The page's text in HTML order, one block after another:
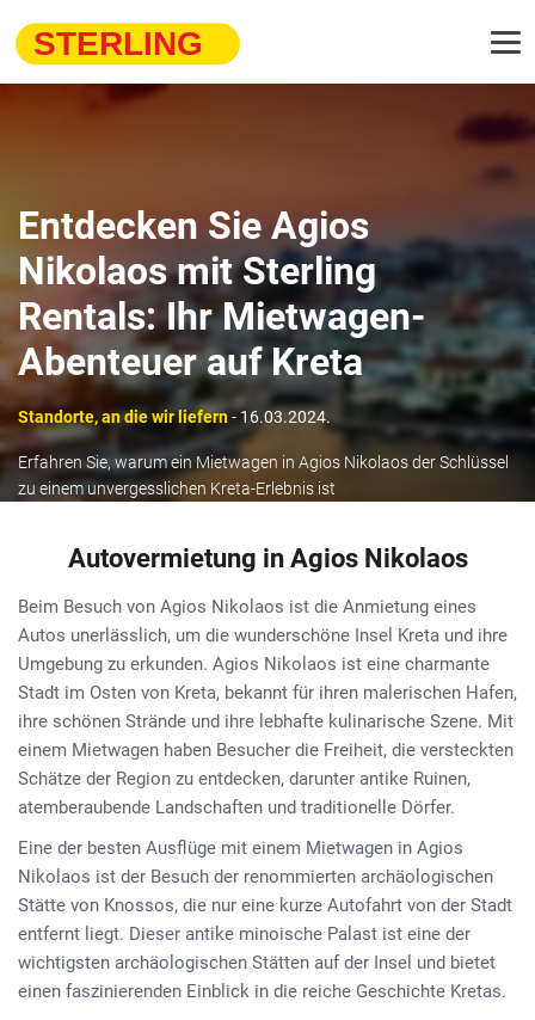
Entdecken Sie Agios
Nikolaos mit Sterling
Rentals: Ihr Mietwagen-
Abenteuer auf Kreta
Standorte, an die wir liefern - 16.03.2024.
Erfahren Sie, warum ein Mietwagen in Agios Nikolaos der Schlüssel
zu einem unvergesslichen Kreta-Erlebnis ist
Autovermietung in Agios Nikolaos
Beim Besuch von Agios Nikolaos ist die Anmietung eines
Autos unerlässlich, um die wunderschöne Insel Kreta und ihre
Umgebung zu erkunden. Agios Nikolaos ist eine charmante
Stadt im Osten von Kreta, bekannt für ihren malerischen Hafen,
ihre schönen Strände und ihre lebhafte kulinarische Szene. Mit
einem Mietwagen haben Besucher die Freiheit, die versteckten
Schätze der Region zu entdecken, darunter antike Ruinen,
atemberaubende Landschaften und traditionelle Dörfer.
Eine der besten Ausflüge mit einem Mietwagen in Agios
Nikolaos ist der Besuch der renommierten archäologischen
Stätte von Knossos, die nur eine kurze Autofahrt von der Stadt
entfernt liegt. Dieser antike minoische Palast ist eine der
wichtigsten archäologischen Stätten auf der Insel und bietet
einen faszinierenden Einblick in die reiche Geschichte Kretas.